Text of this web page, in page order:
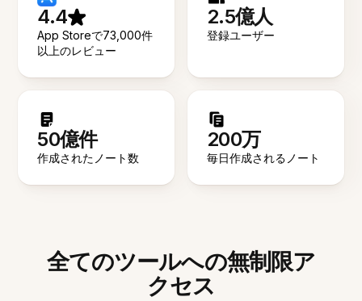
4.4
App Storeで73,000件
以上のレビュー
2.5億人
登録ユーザー
50億件
作成されたノート数
200万
毎日作成されるノート
全てのツールへの無制限ア
クセス